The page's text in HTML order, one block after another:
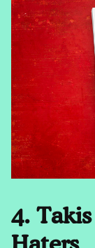
4.